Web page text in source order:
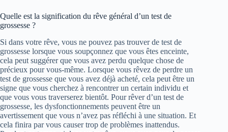
Quelle est la signification du rêve général d’un test de
grossesse ?
Si dans votre rêve, vous ne pouvez pas trouver de test de
grossesse lorsque vous soupçonnez que vous êtes enceinte,
cela peut suggérer que vous avez perdu quelque chose de
précieux pour vous-même. Lorsque vous rêvez de perdre un
test de grossesse que vous avez déjà acheté, cela peut être un
signe que vous cherchez à rencontrer un certain individu et
que vous vous traverserez bientôt. Pour rêver d’un test de
grossesse, les dysfonctionnements peuvent être un
avertissement que vous n’avez pas réfléchi à une situation. Et
cela finira par vous causer trop de problèmes inattendus.